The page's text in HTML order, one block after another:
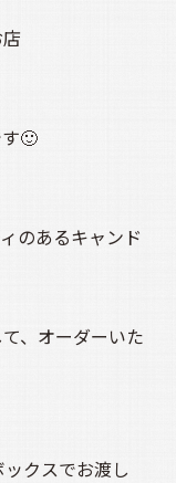
🙂
のあるキャンド
、オーダーいた
クスでお渡し